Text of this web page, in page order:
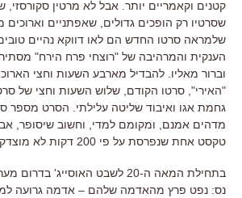
קטנים וקאמריים יותר אבל לא מרטין סקורסזי
שסרטיו רק הופכים גדולים שאפתניים וארוכים
שלמראה סרטו החדש הם לאו דווקא נהיים
הענקית והמרהיבה של "רוצחי פרח הירח"
וברור מאליו להבדיל מארבע השעות וחצי
"האירי", סרטו הקודם שלוש השעות וחצי של
גחמת אגו ואיבוד שליטה עלילתי
הסרט מספר
מדהים אמנם
ומקומם למדי וחשוב שיסופר
טקסט אחת שנפרסת על פי 200 דקות לא
בתחילת המאה ה-20 לשבט האוסייג' בדרום
נס: נפט פרץ מהאדמה שלהם – אדמה גרועה